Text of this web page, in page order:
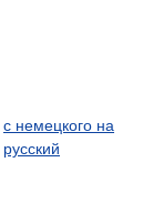
с немецкого на
русский